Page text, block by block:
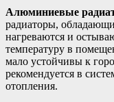
Алюминиевые
радиаторы,
нагреваются и
температуру в
мало устойчивы к
рекомендуется в
отопления.